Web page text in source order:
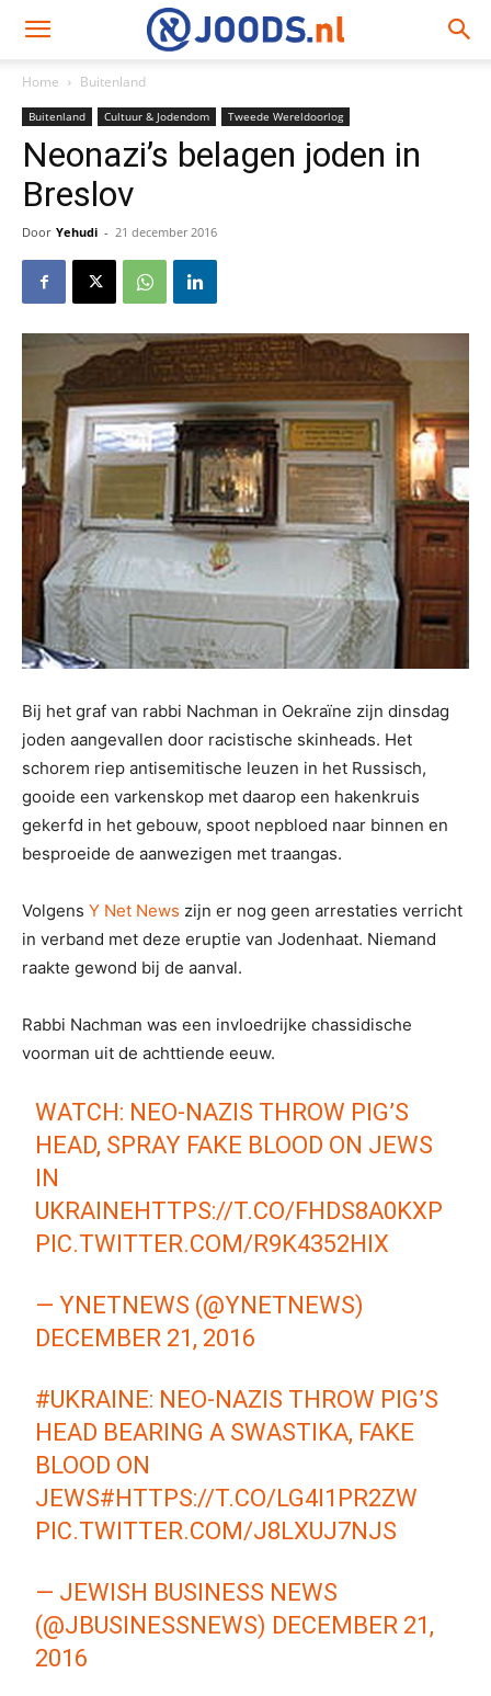
Home Buitenland
Buitenland Cultuur & Jodendom Tweede Wereldoorlog
Neonazi’s belagen joden in
Breslov
Door Yehudi - 21 december 2016
Bij het graf van rabbi Nachman in Oekraïne zijn dinsdag
joden aangevallen door racistische skinheads. Het
schorem riep antisemitische leuzen in het Russisch,
gooide een varkenskop met daarop een hakenkruis
gekerfd in het gebouw, spoot nepbloed naar binnen en
besproeide de aanwezigen met traangas.
Volgens Y Net News zijn er nog geen arrestaties verricht
in verband met deze eruptie van Jodenhaat. Niemand
raakte gewond bij de aanval.
Rabbi Nachman was een invloedrijke chassidische
voorman uit de achttiende eeuw.
WATCH: NEO-NAZIS THROW PIG’S
HEAD, SPRAY FAKE BLOOD ON JEWS
IN
UKRAINEHTTPS://T.CO/FHDS8A0KXP
PIC.TWITTER.COM/R9K4352HIX
— YNETNEWS (@YNETNEWS)
DECEMBER 21, 2016
#UKRAINE: NEO-NAZIS THROW PIG’S
HEAD BEARING A SWASTIKA, FAKE
BLOOD ON
JEWS#HTTPS://T.CO/LG4I1PR2ZW
PIC.TWITTER.COM/J8LXUJ7NJS
— JEWISH BUSINESS NEWS
(@JBUSINESSNEWS) DECEMBER 21,
2016